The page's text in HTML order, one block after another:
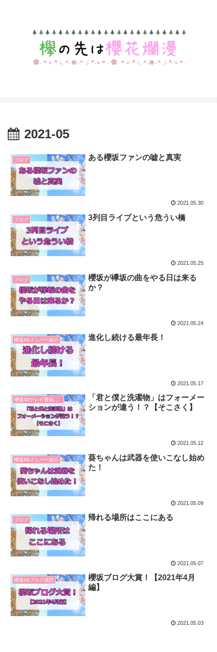
2021-05
ブログ ある櫻坂ファンの嘘と真実
2021.05.30
ブログ 3列目ライブという危うい橋
2021.05.25
ブログ
櫻坂が欅坂の曲をやる日は来る
か？
2021.05.24
櫻坂46メンバー紹介 進化し続ける最年長！
2021.05.17
櫻坂46テレビ番組感想
「君と僕と洗濯物」はフォーメー
ションが違う！？【そこさく】
2021.05.12
櫻坂46メンバー紹介
葵ちゃんは武器を使いこなし始め
た！
2021.05.09
ブログ 帰れる場所はここにある
2021.05.07
櫻坂46ブログ感想
櫻坂ブログ大賞！【2021年4月
編】
2021.05.03